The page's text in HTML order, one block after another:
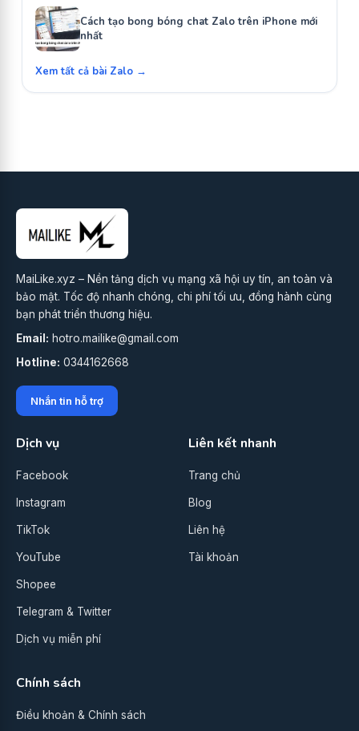
Cách tạo bong bóng chat Zalo trên iPhone mới
nhất
Xem tất cả bài Zalo →
MaiLike.xyz – Nền tảng dịch vụ mạng xã hội uy tín, an toàn và
bảo mật. Tốc độ nhanh chóng, chi phí tối ưu, đồng hành cùng
bạn phát triển thương hiệu.
Email: hotro.mailike@gmail.com
Hotline: 0344162668
Nhắn tin hỗ trợ
Dịch vụ
Facebook
Instagram
TikTok
YouTube
Shopee
Telegram & Twitter
Dịch vụ miễn phí
Liên kết nhanh
Trang chủ
Blog
Liên hệ
Tài khoản
Chính sách
Điều khoản & Chính sách